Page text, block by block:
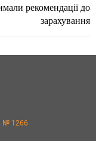
рекомендації до
зарахування
№ 1266